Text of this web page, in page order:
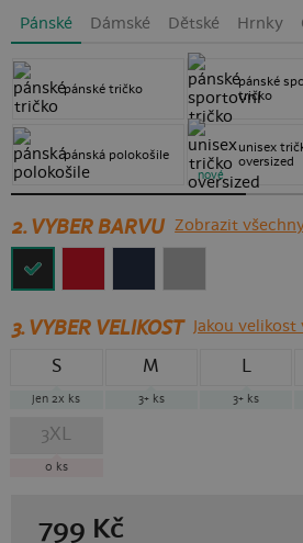
Pánské Dámské Dětské Hrnky
pánské tričko
pánská polokošile
pánské
tričko
unisex
oversized
nové
2. VYBER BARVU Zobrazit
3.VYBER VELIKOST Jakou velikost
S
jen 2x ks
M
3+ ks
L
3+ ks
3XL
0 ks
799 Kč